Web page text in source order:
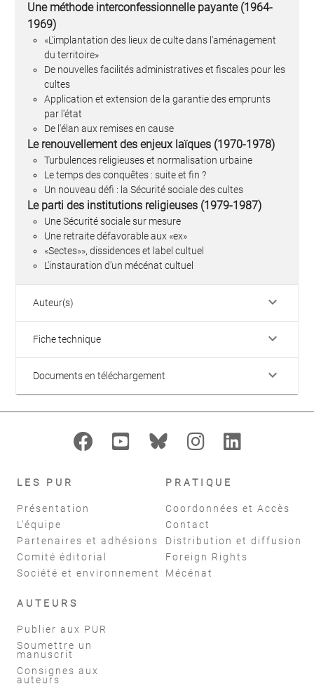
Une méthode interconfessionnelle payante (1964-
1969)
«L'implantation des lieux de culte dans l'aménagement
du territoire»
De nouvelles facilités administratives et fiscales pour les
cultes
Application et extension de la garantie des emprunts
par l'état
De l'élan aux remises en cause
Le renouvellement des enjeux laïques (1970-1978)
Turbulences religieuses et normalisation urbaine
Le temps des conquêtes : suite et fin ?
Un nouveau défi : la Sécurité sociale des cultes
Le parti des institutions religieuses (1979-1987)
Une Sécurité sociale sur mesure
Une retraite défavorable aux «ex»
«Sectes»», dissidences et label cultuel
L'instauration d'un mécénat cultuel
Auteur(s) keyboard_arrow_down
Fiche technique keyboard_arrow_down
Documents en téléchargement keyboard_arrow_down
LES PUR
Présentation
L'équipe
Partenaires et adhésions
Comité éditorial
Société et environnement
PRATIQUE
Coordonnées et Accès
Contact
Distribution et diffusion
Foreign Rights
Mécénat
AUTEURS
Publier aux PUR
Soumettre un
manuscrit
Consignes aux
auteurs